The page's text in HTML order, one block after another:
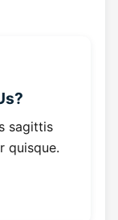
sagittis
quisque.